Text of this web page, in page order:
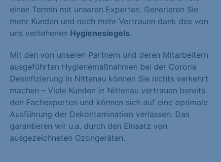
einen Termin mit unseren Experten. Generieren Sie
mehr Kunden und noch mehr Vertrauen dank des von
uns verliehenen Hygienesiegels.
Mit den von unseren Partnern und deren Mitarbeitern
ausgeführten Hygienemaßnahmen bei der Corona
Desinfizierung in Nittenau können Sie nichts verkehrt
machen – Viele Kunden in Nittenau vertrauen bereits
den Fachexperten und können sich auf eine optimale
Ausführung der Dekontamination verlassen. Das
garantieren wir u.a. durch den Einsatz von
ausgezeichneten Ozongeräten.